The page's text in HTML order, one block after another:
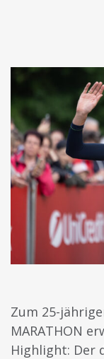
Zum 25-
MARATHON
Highlight: Der